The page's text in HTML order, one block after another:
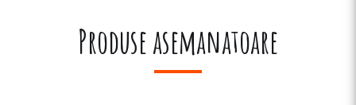
Produse asemanatoare